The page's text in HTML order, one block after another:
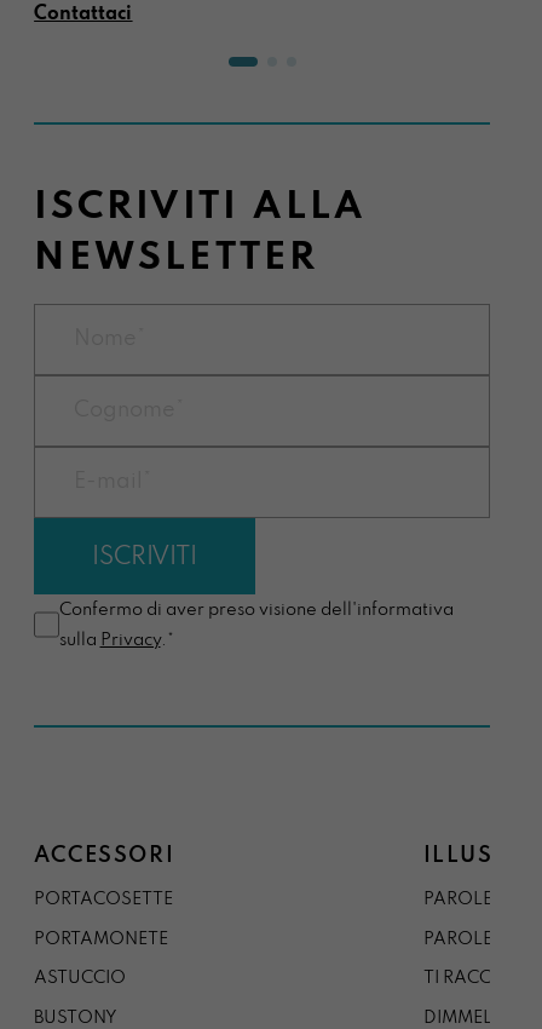
Contattaci
ISCRIVITI ALLA
NEWSLETTER
Confermo di aver preso visione dell'informativa
sulla Privacy.*
ACCESSORI
PORTACOSETTE
PORTAMONETE
ASTUCCIO
BUSTONY
PAROLE DAL
PAROLE DA
TI
DIMMELO